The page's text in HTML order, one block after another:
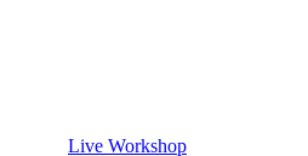
Live Workshop